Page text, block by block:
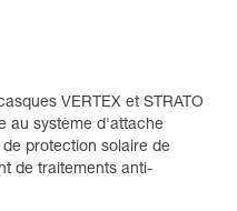
VERTEX et STRATO
au système d'attache
de protection solaire de
de traitements anti-